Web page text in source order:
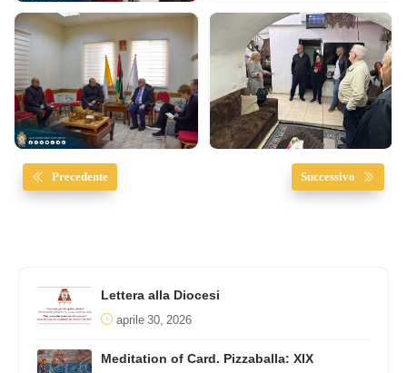
Precedente Successivo
Lettera alla Diocesi
aprile 30, 2026
Meditation of Card. Pizzaballa: XIX